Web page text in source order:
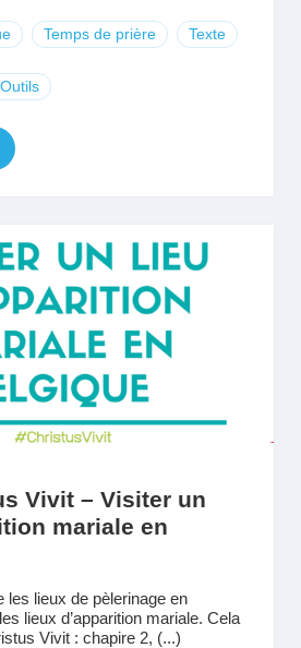
Temps de prière Texte
Outils
Vivit – Visiter un
mariale en
les lieux de pèlerinage en
lieux d’apparition mariale. Cela
Vivit : chapire 2, (...)